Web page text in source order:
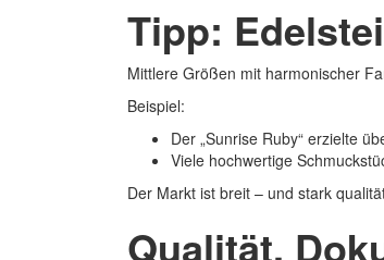
Tipp:
Mittlere Größen mit harmonischer
Beispiel:
Der „Sunrise Ruby“ erzielte
Viele hochwertige
Der Markt ist breit – und stark
Qualität,